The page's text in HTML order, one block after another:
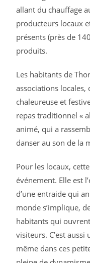
allant du chauffage
producteurs locaux
présents (près de
produits.
Les habitants de
associations
chaleureuse et
repas traditionnel «
animé, qui a
danser au son de la
Pour les locaux,
événement. Elle est
d’une entraide qui
monde s’implique,
habitants qui
visiteurs. C’est
même dans ces